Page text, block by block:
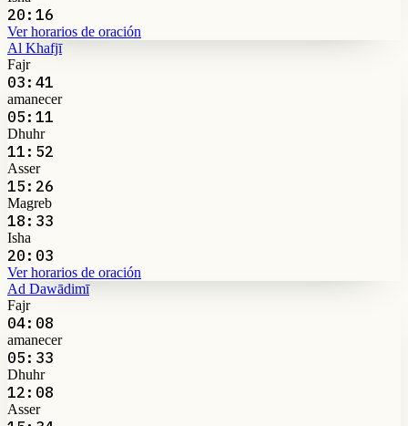
20:16
Ver horarios de oración
Al Khafjī
Fajr
03:41
amanecer
05:11
Dhuhr
11:52
Asser
15:26
Magreb
18:33
Isha
20:03
Ver horarios de oración
Ad Dawādimī
Fajr
04:08
amanecer
05:33
Dhuhr
12:08
Asser